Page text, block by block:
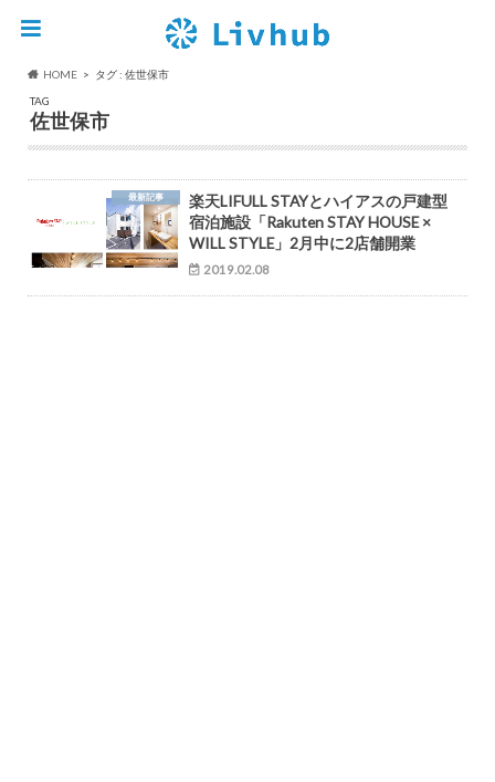
HOME
タグ : 佐世保市
TAG
佐世保市
最新記事
楽天LIFULL STAYとハイアスの戸建型
宿泊施設「Rakuten STAY HOUSE ×
WILL STYLE」2月中に2店舗開業
2019.02.08